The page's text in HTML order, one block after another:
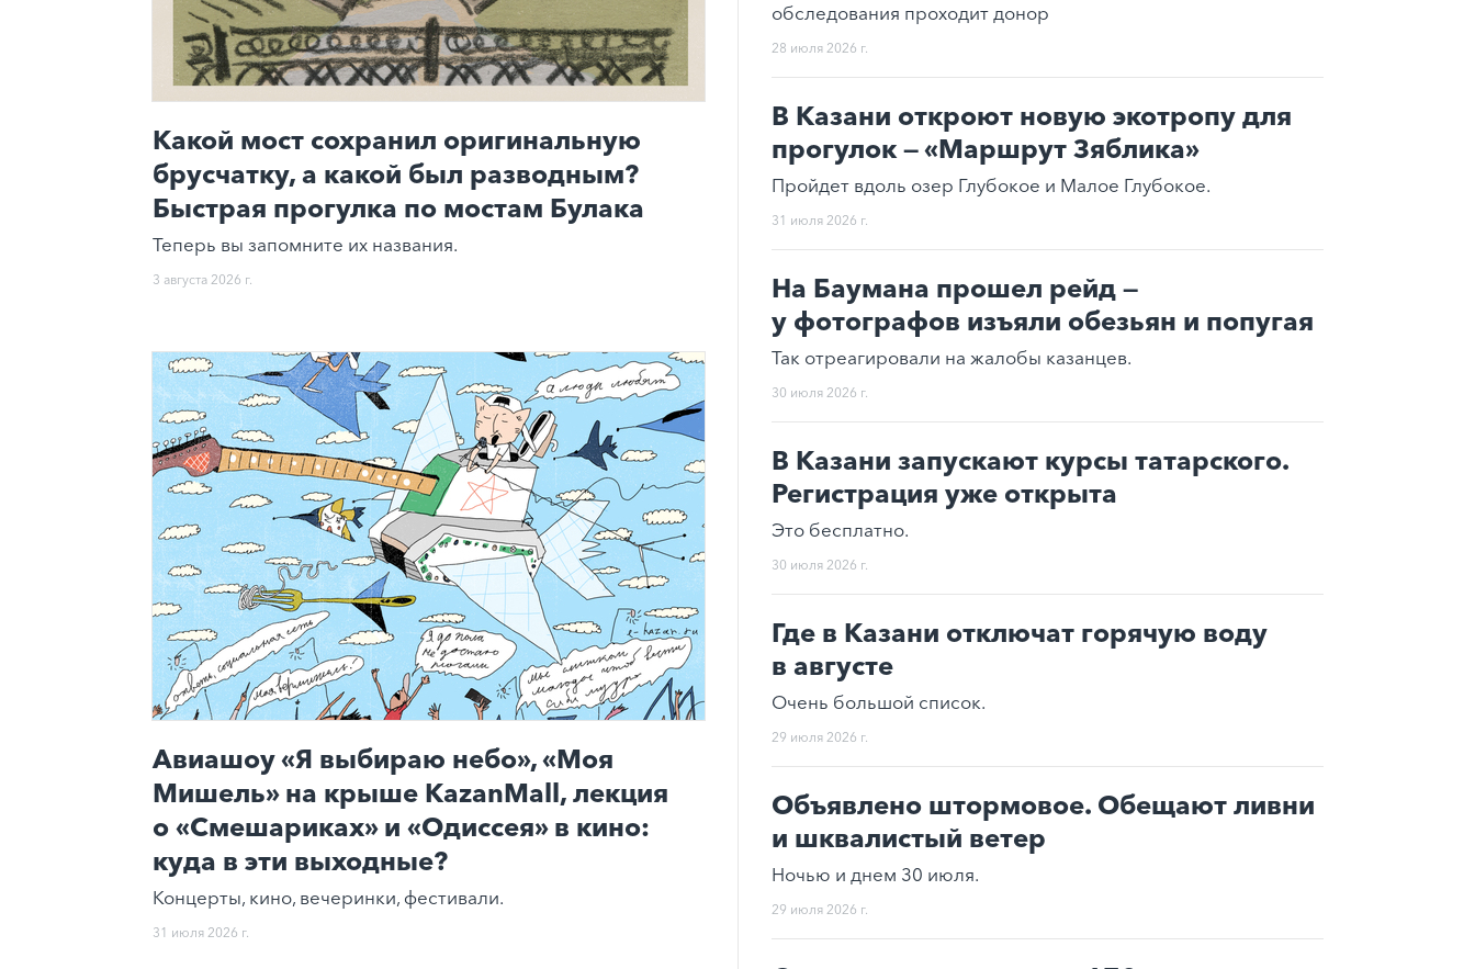
Какой мост сохранил оригинальную
брусчатку, а какой был разводным?
Быстрая прогулка по мостам Булака
Теперь вы запомните их названия.
3 августа 2026 г.
Авиашоу «Я выбираю небо», «Моя
Мишель» на крыше KazanMall, лекция
о «Смешариках» и «Одиссея» в кино:
куда в эти выходные?
Концерты, кино, вечеринки, фестивали.
31 июля 2026 г.
обследования проходит донор
28 июля 2026 г.
В Казани откроют новую экотропу для
прогулок — «Маршрут Зяблика»
Пройдет вдоль озер Глубокое и Малое Глубокое.
31 июля 2026 г.
На Баумана прошел рейд —
у фотографов изъяли обезьян и попугая
Так отреагировали на жалобы казанцев.
30 июля 2026 г.
В Казани запускают курсы татарского.
Регистрация уже открыта
Это бесплатно.
30 июля 2026 г.
Где в Казани отключат горячую воду
в августе
Очень большой список.
29 июля 2026 г.
Объявлено штормовое. Обещают ливни
и шквалистый ветер
Ночью и днем 30 июля.
29 июля 2026 г.